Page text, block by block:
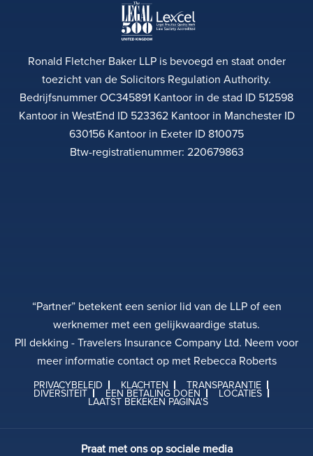
Ronald Fletcher Baker LLP is bevoegd en staat onder
toezicht van de Solicitors Regulation Authority.
Bedrijfsnummer OC345891 Kantoor in de stad ID 512598
Kantoor in WestEnd ID 523362 Kantoor in Manchester ID
630156 Kantoor in Exeter ID 810075
Btw-registratienummer: 220679863
“Partner” betekent een senior lid van de LLP of een
werknemer met een gelijkwaardige status.
PII dekking - Travelers Insurance Company Ltd. Neem voor
meer informatie contact op met Rebecca Roberts
PRIVACYBELEID KLACHTEN TRANSPARANTIE
DIVERSITEIT EEN BETALING DOEN LOCATIES
LAATST BEKEKEN PAGINA'S
Praat met ons op sociale media